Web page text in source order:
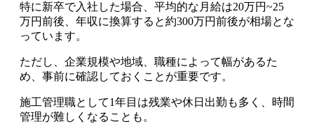
特に新卒で入社した場合、平均的な月給は20万円~25
万円前後、年収に換算すると約300万円前後が相場とな
っています。
ただし、企業規模や地域、職種によって幅があるた
め、事前に確認しておくことが重要です。
施工管理職として1年目は残業や休日出勤も多く、時間
管理が難しくなることも。